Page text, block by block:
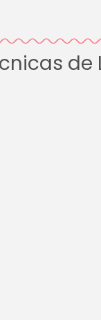
de